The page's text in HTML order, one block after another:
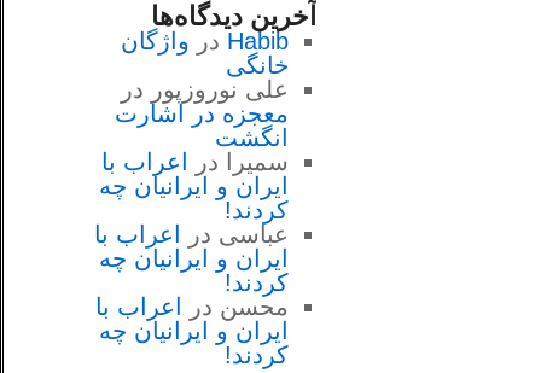
آخرین دیدگاه‌ها
Habib در واژگان
خانگی
علی نوروزپور در
معجزه در اشارت
انگشت
سمیرا
در
اعراب با
ايران و ايرانيان چه
كردند!
عباسی در
اعراب با
ايران و ايرانيان چه
كردند!
محسن در
اعراب با
ايران و ايرانيان چه
كردند!